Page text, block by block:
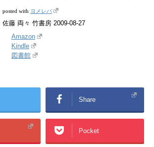
posted with ヨメレバ
佐藤 両々 竹書房 2009-08-27
Amazon
Kindle
図書館
Share
Pocket